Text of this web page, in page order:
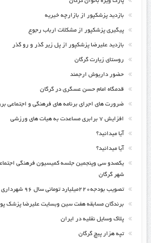
بازدید پزشکپور از بازارچه خیریه
پیگیری پزشکپور از مشکلات ارباب رجوع
بازدید علیرضا پزشکپور از پل زیر گذر و رو گذر
روستای زیارت گرگان
حضور داریوش ارجمند
قدمگاه امام حسن عسگری در گرگان
ضرورت های اجرای برنامه های فرهنگی و اجتماعی
افزایش ۷ برابری مساعدت به هیات های ورزشی
آیا میدانید؟
آیا میدانید؟
یکصدو سی وپنجمین جلسه کمیسیون فرهنگی
شهر گرگان
تصویب بودجه۲۲۰میلیارد تومانی سال ۹۶ شهرداری گرگان
برندگان مسابقه هفت سین وبسایت علیرضا پزشک
پلاک وسایل نقلیه در ایران
تپه هزار پیچ گرگان